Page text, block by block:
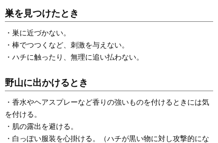
巣を見つけたとき
・巣に近づかない。
・棒でつつくなど、刺激を与えない。
・ハチに触ったり、無理に追い払わない。
野山に出かけるとき
・香水やヘアスプレーなど香りの強いものを付けるときには気
を付ける。
・肌の露出を避ける。
・白っぽい服装を心掛ける。（ハチが黒い物に対し攻撃的にな